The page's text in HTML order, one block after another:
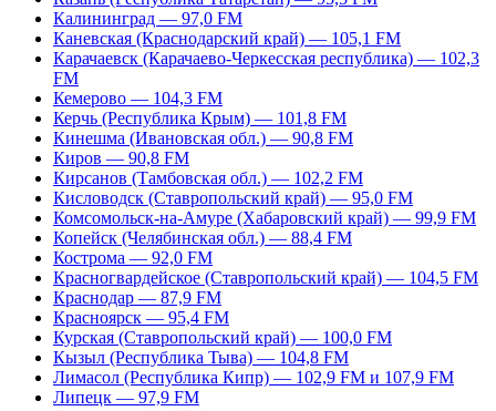
Калининград — 97,0 FM
Каневская (Краснодарский край) — 105,1 FM
Карачаевск (Карачаево-Черкесская республика) — 102,3
FM
Кемерово — 104,3 FM
Керчь (Республика Крым) — 101,8 FM
Кинешма (Ивановская обл.) — 90,8 FM
Киров — 90,8 FM
Кирсанов (Тамбовская обл.) — 102,2 FM
Кисловодск (Ставропольский край) — 95,0 FM
Комсомольск-на-Амуре (Хабаровский край) — 99,9 FM
Копейск (Челябинская обл.) — 88,4 FM
Кострома — 92,0 FM
Красногвардейское (Ставропольский край) — 104,5 FM
Краснодар — 87,9 FM
Красноярск — 95,4 FM
Курская (Ставропольский край) — 100,0 FM
Кызыл (Республика Тыва) — 104,8 FM
Лимасол (Республика Кипр) — 102,9 FM и 107,9 FM
Липецк — 97,9 FM